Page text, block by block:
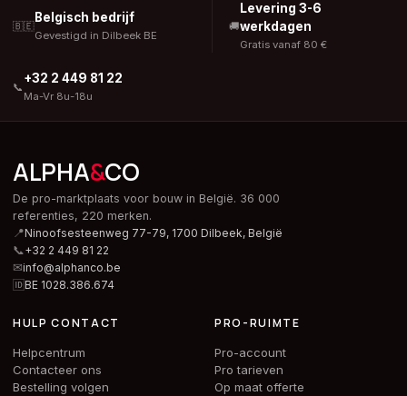
🇧🇪
Belgisch bedrijf
Gevestigd in Dilbeek BE
🚚
Levering 3-6
werkdagen
Gratis vanaf 80 €
📞
+32 2 449 81 22
Ma-Vr 8u-18u
ALPHA&CO
De pro-marktplaats voor bouw in België. 36 000
referenties, 220 merken.
📍Ninoofsesteenweg 77-79, 1700 Dilbeek, België
📞+32 2 449 81 22
✉info@alphanco.be
🆔BE 1028.386.674
HULP CONTACT
Helpcentrum
Contacteer ons
Bestelling volgen
PRO-RUIMTE
Pro-account
Pro tarieven
Op maat offerte